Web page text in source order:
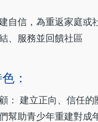
自信，為重返家庭或
、服務並回饋社區
：
： 建立正向、信任的
幫助青少年重建對成